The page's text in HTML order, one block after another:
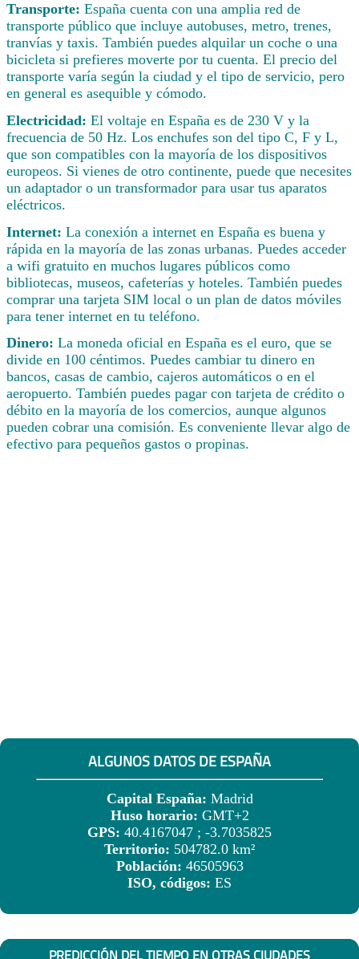
Transporte: España cuenta con una amplia red de
transporte público que incluye autobuses, metro, trenes,
tranvías y taxis. También puedes alquilar un coche o una
bicicleta si prefieres moverte por tu cuenta. El precio del
transporte varía según la ciudad y el tipo de servicio, pero
en general es asequible y cómodo.
Electricidad: El voltaje en España es de 230 V y la
frecuencia de 50 Hz. Los enchufes son del tipo C, F y L,
que son compatibles con la mayoría de los dispositivos
europeos. Si vienes de otro continente, puede que necesites
un adaptador o un transformador para usar tus aparatos
eléctricos.
Internet: La conexión a internet en España es buena y
rápida en la mayoría de las zonas urbanas. Puedes acceder
a wifi gratuito en muchos lugares públicos como
bibliotecas, museos, cafeterías y hoteles. También puedes
comprar una tarjeta SIM local o un plan de datos móviles
para tener internet en tu teléfono.
Dinero: La moneda oficial en España es el euro, que se
divide en 100 céntimos. Puedes cambiar tu dinero en
bancos, casas de cambio, cajeros automáticos o en el
aeropuerto. También puedes pagar con tarjeta de crédito o
débito en la mayoría de los comercios, aunque algunos
pueden cobrar una comisión. Es conveniente llevar algo de
efectivo para pequeños gastos o propinas.
ALGUNOS DATOS DE ESPAÑA
Capital España: Madrid
Huso horario: GMT+2
GPS: 40.4167047 ; -3.7035825
Territorio: 504782.0 km²
Población: 46505963
ISO, códigos: ES
PREDICCIÓN DEL TIEMPO EN OTRAS CIUDADES